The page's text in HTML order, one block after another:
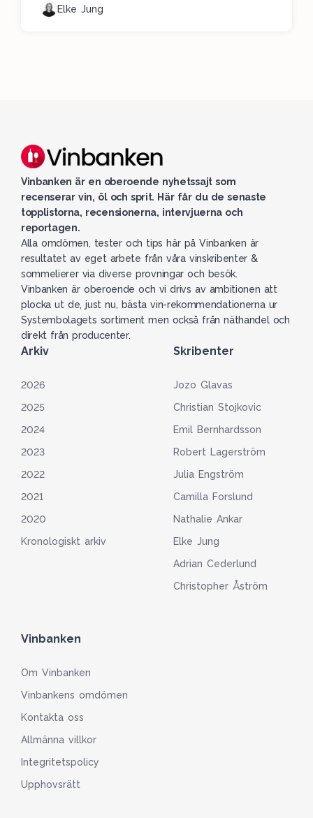
Elke Jung
Vinbanken är en oberoende nyhetssajt som
recenserar vin, öl och sprit. Här får du de senaste
topplistorna, recensionerna, intervjuerna och
reportagen.
Alla omdömen, tester och tips här på Vinbanken är
resultatet av eget arbete från våra vinskribenter &
sommelierer via diverse provningar och besök.
Vinbanken är oberoende och vi drivs av ambitionen att
plocka ut de, just nu, bästa vin-rekommendationerna ur
Systembolagets sortiment men också från näthandel och
direkt från producenter.
Arkiv
2026
2025
2024
2023
2022
2021
2020
Kronologiskt arkiv
Skribenter
Jozo Glavas
Christian Stojkovic
Emil Bernhardsson
Robert Lagerström
Julia Engström
Camilla Forslund
Nathalie Ankar
Elke Jung
Adrian Cederlund
Christopher Åström
Vinbanken
Om Vinbanken
Vinbankens omdömen
Kontakta oss
Allmänna villkor
Integritetspolicy
Upphovsrätt